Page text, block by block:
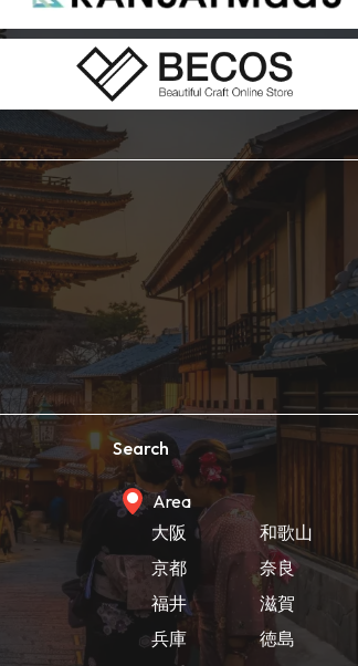
Search
Area
大阪
京都
福井
兵庫
和歌山
奈良
滋賀
徳島